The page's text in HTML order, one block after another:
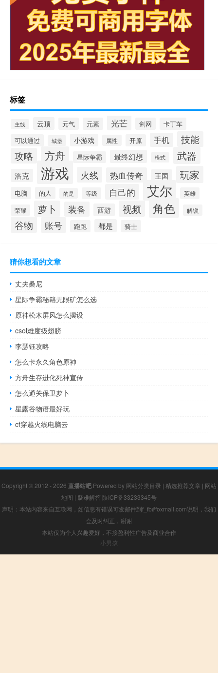
标签
主线 云顶 元气 元素 光芒 剑网
卡丁车
可以通过
城堡 小游戏 属性 开原 手机
技能
攻略
方舟 星际争霸 最终幻想 模式 武器
洛克 游戏 火线 热血传奇 王国 玩家
电脑 的人 的是 等级 自己的 艾尔 英雄
荣耀 萝卜 装备 西游 视频 角色 解锁
谷物 账号 跑跑 都是 骑士
猜你想看的文章
丈夫桑尼
星际争霸秘籍无限矿怎么选
原神松木屏风怎么摆设
csol难度级翅膀
李瑟钰攻略
怎么卡永久角色原神
方舟生存进化死神宣传
怎么通关保卫萝卜
星露谷物语最好玩
cf穿越火线电脑云
Copyright © 2012 - 2026 直播站吧 Powered by 网站分类目录 | 精选推荐文章 | 网站
地图 | 疑难解答 陕ICP备33233345号
声明：本站内容来自互联网，如信息有错误可发邮件到f_fb#foxmail.com说明，我们
会及时纠正，谢谢
本站仅为个人兴趣爱好，不接盈利性广告及商业合作
小男孩